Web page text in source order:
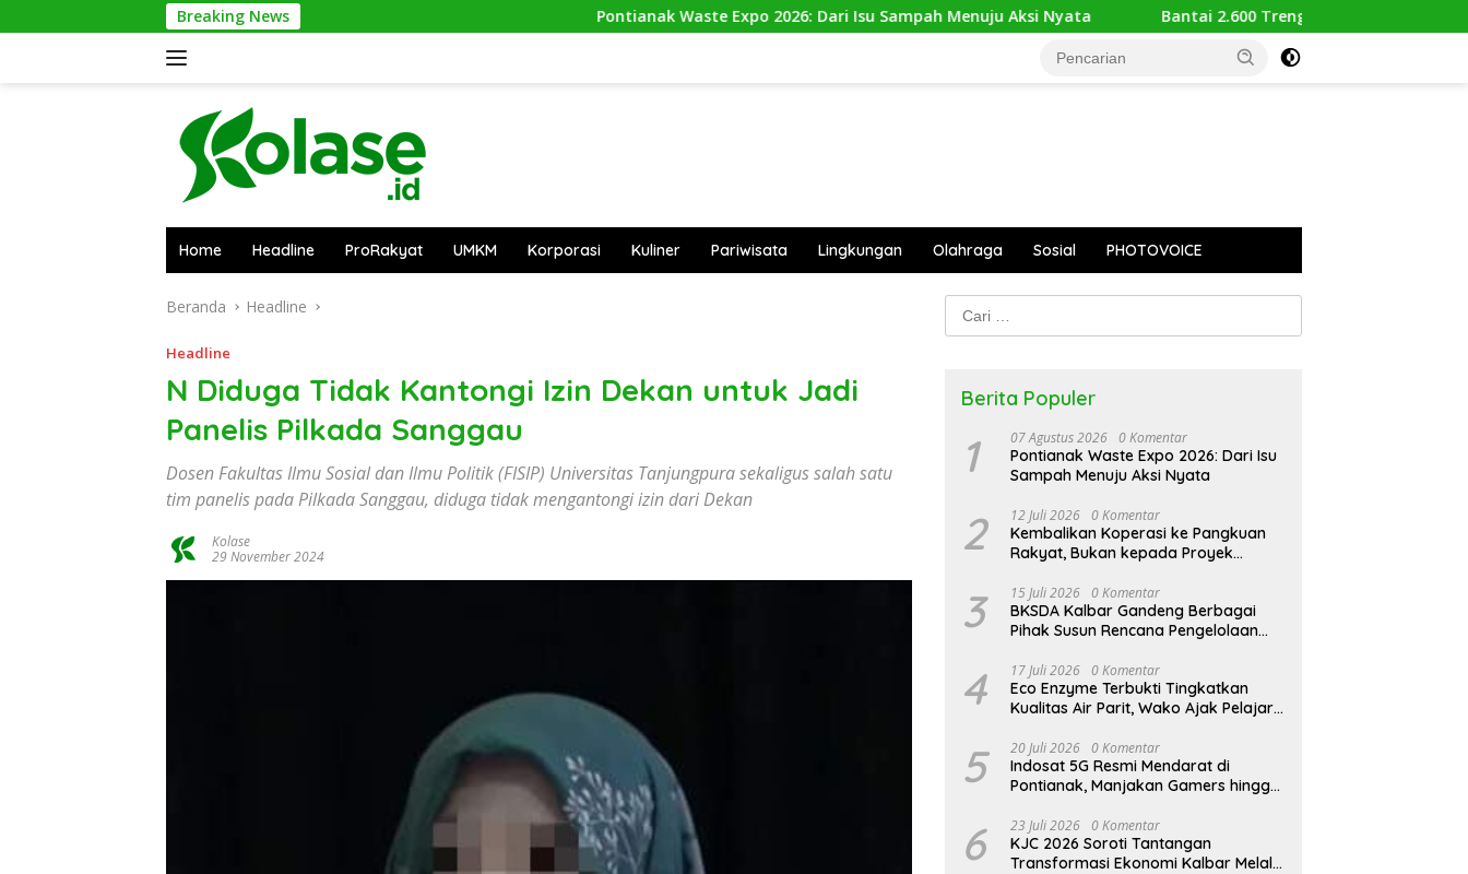
ke
Breaking News Pontianak Waste Expo 2026: Dari Isu Sampah Menuju Aksi Nyata Bantai 2.600 Trenggiling Demi Mitos Sesat, Polisi Gulung
Home Headline ProRakyat UMKM Korporasi Kuliner Pariwisata Lingkungan Olahraga Sosial PHOTOVOICE
Beranda Headline
Headline
N Diduga Tidak Kantongi Izin Dekan untuk Jadi
Panelis Pilkada Sanggau
Dosen Fakultas Ilmu Sosial dan Ilmu Politik (FISIP) Universitas Tanjungpura sekaligus salah satu
tim panelis pada Pilkada Sanggau, diduga tidak mengantongi izin dari Dekan
Kolase
29 November 2024
Cari
untuk:
Berita Populer
1 07 Agustus 2026 0 Komentar
Pontianak Waste Expo 2026: Dari Isu
Sampah Menuju Aksi Nyata
2 12 Juli 2026 0 Komentar
Kembalikan Koperasi ke Pangkuan
Rakyat, Bukan kepada Proyek
3 15 Juli 2026 0 Komentar
BKSDA Kalbar Gandeng Berbagai
Pihak Susun Rencana Pengelolaan
Karimata 2027-2036
4 17 Juli 2026 0 Komentar
Eco Enzyme Terbukti Tingkatkan
Kualitas Air Parit, Wako Ajak Pelajar
5 20 Juli 2026 0 Komentar
Indosat 5G Resmi Mendarat di
Pontianak, Manjakan Gamers hingga
6 23 Juli 2026 0 Komentar
KJC 2026 Soroti Tantangan
Transformasi Ekonomi Kalbar Melalui